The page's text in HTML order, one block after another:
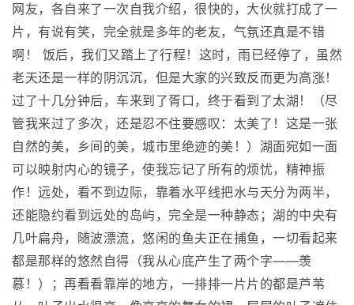
网友，各自来了一次自我介绍，很快的，大伙就打成了一
片，有说有笑，完全就是多年的老友，气氛还真是不错
啊！ 饭后，我们又踏上了行程！这时，雨已经停了，虽然
老天还是一样的阴沉沉，但是大家的兴致反而更为高涨！
过了十几分钟后，车来到了胥口，终于看到了太湖！（尽
管我来过了多次，还是忍不住要感叹：太美了！这是一张
自然的美，乡间的美，城市里绝迹的美！）湖面宛如一面
可以映射内心的镜子，使我忘记了所有的烦忧，精神振
作！远处，看不到边际，靠着水平线把水与天分为两半，
还能隐约看到远处的岛屿，完全是一种静态；湖的中央有
几叶扁舟，随波漂流，悠闲的鱼夫正在捕鱼，一切看起来
都是那样的悠然自得（我从心底产生了两个字——羡
慕！）；再看看靠岸的地方，一排排一片片的都是芦苇